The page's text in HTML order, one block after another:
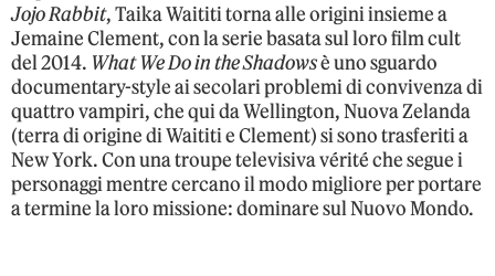
Jojo Rabbit, Taika Waititi torna alle origini insieme a
Jemaine Clement, con la serie basata sul loro film cult
del 2014. What We Do in the Shadowsè uno sguardo
documentary-style ai secolari problemi di convivenza di
quattro vampiri, che qui da Wellington, Nuova Zelanda
(terra di origine di Waititi e Clement) si sono trasferiti a
New York. Con una troupe televisiva vérité che segue i
personaggi mentre cercano il modo migliore per portare
a termine la loro missione: dominare sul Nuovo Mondo.